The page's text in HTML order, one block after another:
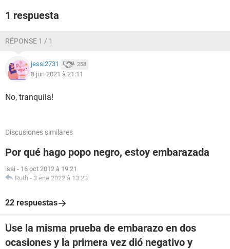
1 respuesta
RÉPONSE 1 / 1
jessi2731 258
8 jun 2021 à 21:11
No, tranquila!
Discusiones similares
Por qué hago popo negro, estoy embarazada
isai - 16 oct 2012 à 19:21
Ruth - 3 ene 2022 à 13:23
22 respuestas
Use la misma prueba de embarazo en dos
ocasiones y la primera vez dió negativo y